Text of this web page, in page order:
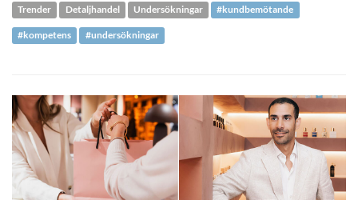
Trender Detaljhandel Undersökningar #kundbemötande
#kompetens #undersökningar